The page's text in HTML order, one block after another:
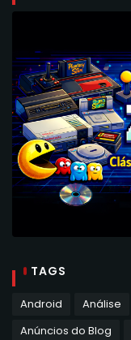
TAGS
Android Análise
Anúncios do Blog